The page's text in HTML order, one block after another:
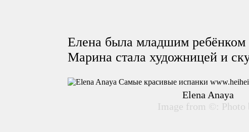
Елена была младшим ребёнком
Марина стала художницей и
Elena Anaya
Image from ©: Photo